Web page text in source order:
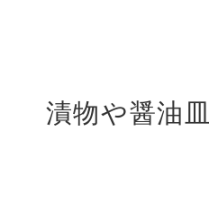
漬物や醤油